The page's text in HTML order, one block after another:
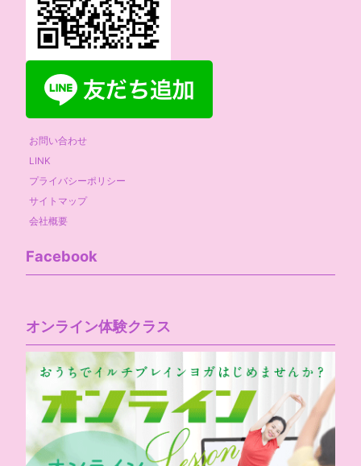
お問い合わせ
LINK
プライバシーポリシー
サイトマップ
会社概要
Facebook
オンライン体験クラス